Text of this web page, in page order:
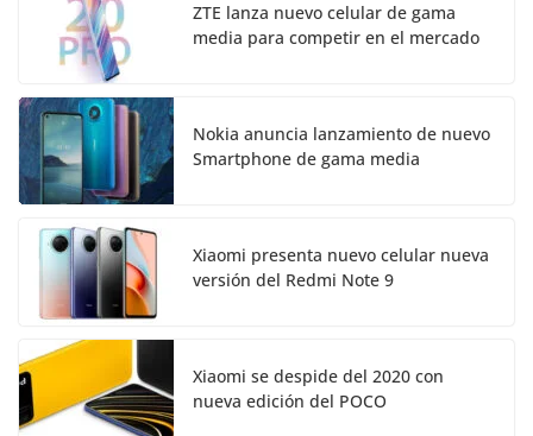
ZTE lanza nuevo celular de gama
media para competir en el mercado
Nokia anuncia lanzamiento de nuevo
Smartphone de gama media
Xiaomi presenta nuevo celular nueva
versión del Redmi Note 9
Xiaomi se despide del 2020 con
nueva edición del POCO